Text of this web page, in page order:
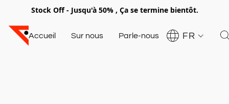
Stock Off - Jusqu'à 50% , Ça se termine bientôt.
Accueil Sur nous Parle-nous FR